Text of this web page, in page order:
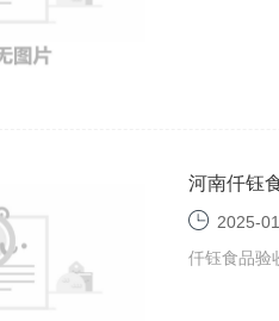
河南仟钰
2025-
仟钰食品验